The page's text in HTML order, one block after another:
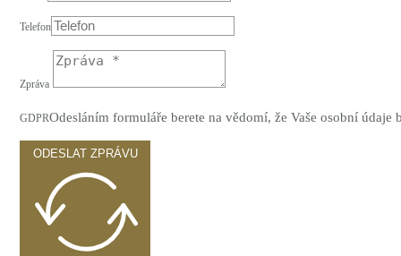
Telefon
Zpráva
GDPROdesláním formuláře berete na vědomí, že Vaše osobní
ODESLAT ZPRÁVU